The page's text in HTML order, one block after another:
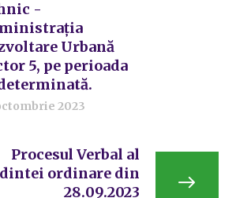
-
Urbană
5, pe perioada
2023
Procesul Verbal al
ordinare din
28.09.2023